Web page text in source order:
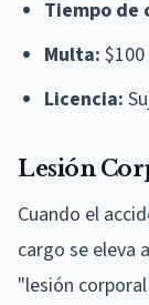
Tiempo de
Multa:
Licencia:
Lesión
Cuando el
cargo se eleva
"lesión